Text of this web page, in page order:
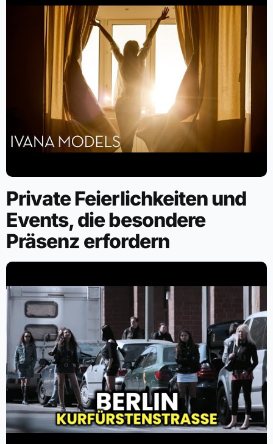
Private Feierlichkeiten und
Events, die besondere
Präsenz erfordern